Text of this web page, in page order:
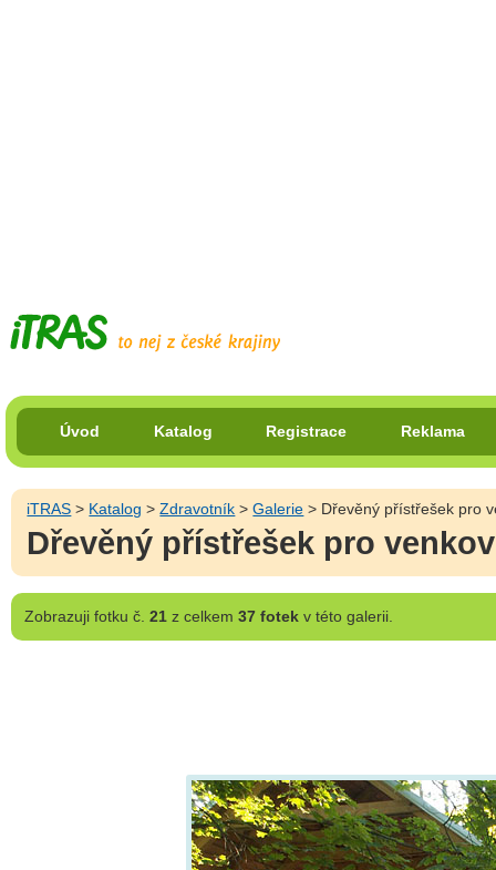
Úvod Katalog Registrace Reklama
iTRAS > Katalog >Zdravotník >Galerie > Dřevěný přístřešek pro
Dřevěný přístřešek pro
Zobrazujifotku č. 21z celkem 37 fotekv této galerii.